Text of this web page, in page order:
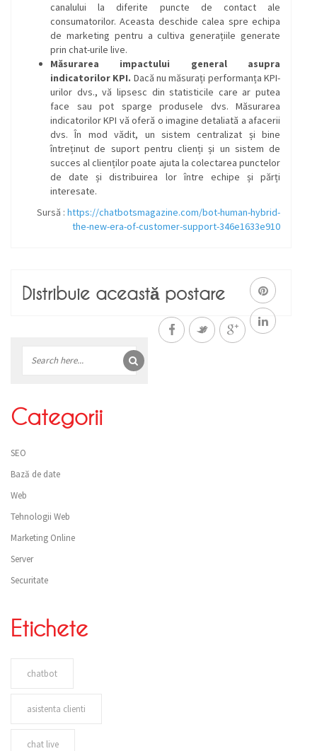
canalului la diferite puncte de contact ale
consumatorilor. Aceasta deschide calea spre echipa
de marketing pentru a cultiva generațiile generate
prin chat-urile live.
Măsurarea impactului general asupra
indicatorilor KPI. Dacă nu măsurați performanța KPI-
urilor dvs., vă lipsesc din statisticile care ar putea
face sau pot sparge produsele dvs. Măsurarea
indicatorilor KPI vă oferă o imagine detaliată a afacerii
dvs. În mod vădit, un sistem centralizat și bine
întreținut de suport pentru clienți și un sistem de
succes al clienților poate ajuta la colectarea punctelor
de date și distribuirea lor între echipe și părți
interesate.
Sursă : https://chatbotsmagazine.com/bot-human-hybrid-
the-new-era-of-customer-support-346e1633e910
Distribuie această postare
Bară
Categorii
SEO
Bază de date
Web
Tehnologii Web
Marketing Online
Server
Securitate
Etichete
chatbot
asistenta clienti
chat live